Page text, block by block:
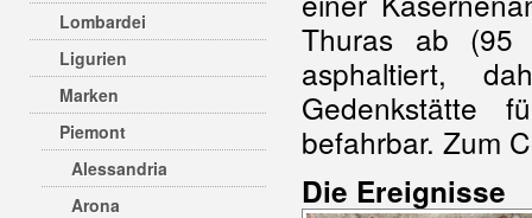
Lombardei
Ligurien
Marken
Piemont
Alessandria
Arona
Thuras ab
asphaltiert,
Gedenkstätte
befahrbar. Zum
Die Ereignisse